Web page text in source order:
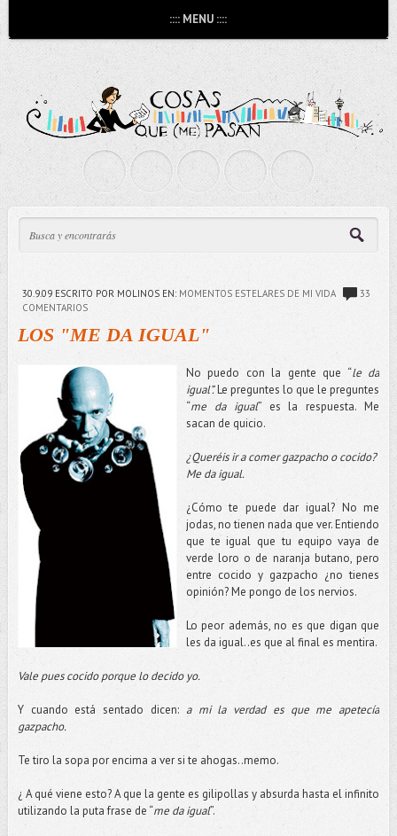
:::: MENU ::::
30.9.09ESCRITO POR MOLINOS EN: MOMENTOS ESTELARES DE MI VIDA
33
COMENTARIOS
LOS "ME DA IGUAL"
No puedo con la gente que “le da
igual”.Le preguntes lo que le preguntes
“me da igual” es la respuesta. Me
sacan de quicio.
¿Queréis ir a comer gazpacho o cocido?
Me da igual.
¿Cómo te puede dar igual? No me
jodas, no tienen nada que ver. Entiendo
que te igual que tu equipo vaya de
verde loro o de naranja butano, pero
entre cocido y gazpacho ¿no tienes
opinión? Me pongo de los nervios.
Lo peor además, no es que digan que
les da igual..es que al final es mentira.
Vale pues cocido porque lo decido yo.
Y cuando está sentado dicen: a mi la verdad es que me apetecía
gazpacho.
Te tiro la sopa por encima a ver si te ahogas..memo.
¿ A qué viene esto? A que la gente es gilipollas y absurda hasta el infinito
utilizando la puta frase de “me da igual”.